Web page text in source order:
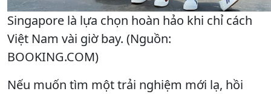
Singapore là lựa chọn hoàn hảo khi chỉ cách
Việt Nam vài giờ bay. (Nguồn:
BOOKING.COM)
Nếu muốn tìm một trải nghiệm mới lạ, hồi